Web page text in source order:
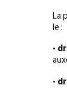
La
le :
•
•